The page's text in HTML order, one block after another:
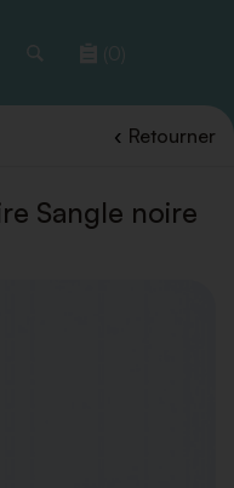
(0)
Retourner
Sangle noire